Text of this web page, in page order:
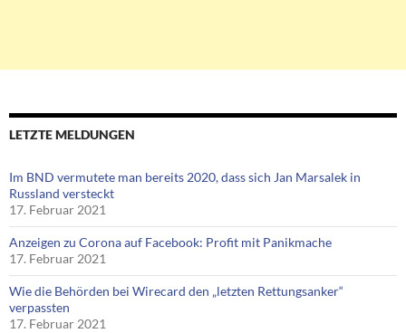
LETZTE MELDUNGEN
Im BND vermutete man bereits 2020, dass sich Jan Marsalek in
Russland versteckt
17. Februar 2021
Anzeigen zu Corona auf Facebook: Profit mit Panikmache
17. Februar 2021
Wie die Behörden bei Wirecard den „letzten Rettungsanker“
verpassten
17. Februar 2021